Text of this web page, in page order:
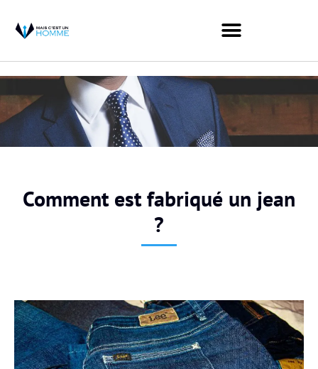
Comment est fabriqué un jean
?